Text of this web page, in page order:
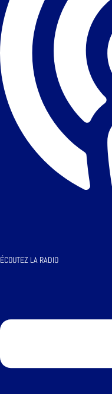
ÉCOUTEZ LA RADIO